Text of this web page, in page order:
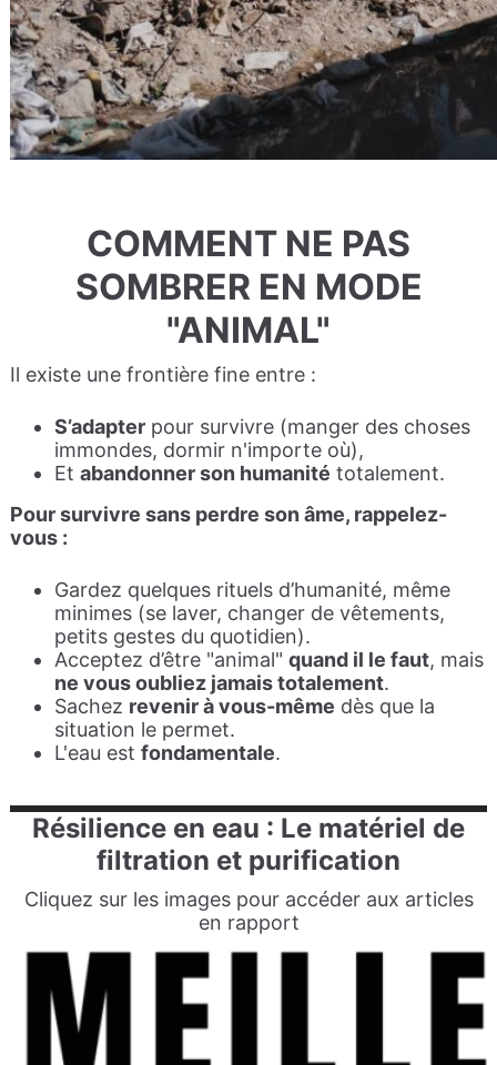
COMMENT NE PAS
SOMBRER EN MODE
"ANIMAL"
Il existe une frontière fine entre :
S’adapter pour survivre (manger des choses
immondes, dormir n'importe où),
Et abandonner son humanité totalement.
Pour survivre sans perdre son âme, rappelez-
vous :
Gardez quelques rituels d’humanité, même
minimes (se laver, changer de vêtements,
petits gestes du quotidien).
Acceptez d’être "animal" quand il le faut, mais
ne vous oubliez jamais totalement.
Sachez revenir à vous-même dès que la
situation le permet.
L'eau est fondamentale.
Résilience en eau : Le matériel de
filtration et purification
Cliquez sur les images pour accéder aux articles
en rapport